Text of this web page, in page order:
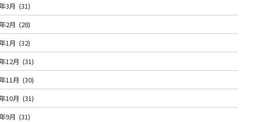
3月 (31)
2月 (28)
1月 (32)
12月 (31)
11月 (30)
10月 (31)
9月 (31)